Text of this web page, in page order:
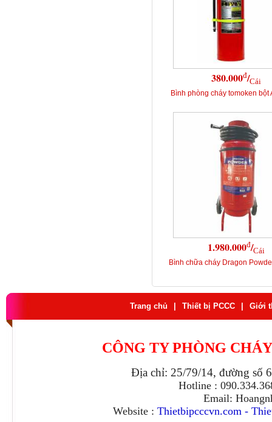
380.000đ/Cái
Bình phòng cháy tomoken bột
1.980.000đ/Cái
Bình chữa cháy Dragon
Trang chủ Thiết bị PCCC Giới
CÔNG TY PHÒNG
Địa chỉ: 25/79/14, đường số
Hotline :
Email:
Website : Thietbipcccvn.com -